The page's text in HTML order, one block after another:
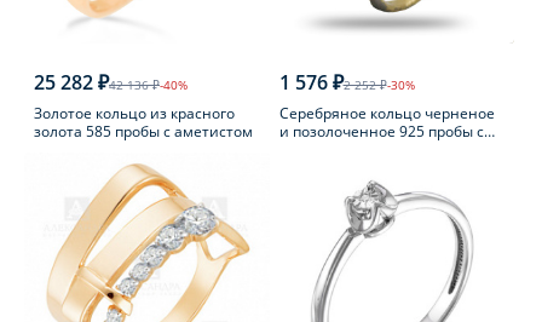
25 282 ₽42 136 ₽-40%
Золотое кольцо из красного
золота 585 пробы с аметистом
1 576 ₽2 252 ₽-30%
Серебряное кольцо черненое
и позолоченное 925 пробы с